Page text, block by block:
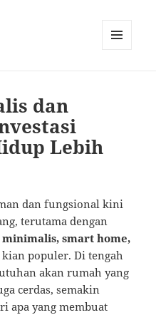
dan
Lebih
dan fungsional kini
terutama dengan
smart home,
kian populer. Di tengah
akan rumah yang
cerdas, semakin
apa yang membuat